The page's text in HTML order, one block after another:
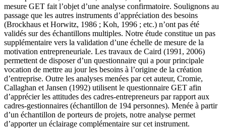
mesure GET fait l’objet d’une analyse confirmatoire. Soulignons au
passage que les autres instruments d’appréciation des besoins
(Brockhaus et Horwitz, 1986 ; Koh, 1996 ; etc.) n’ont pas été
validés sur des échantillons multiples. Notre étude constitue un pas
supplémentaire vers la validation d’une échelle de mesure de la
motivation entrepreneuriale. Les travaux de Caird (1991, 2006)
permettent de disposer d’un questionnaire qui a pour principale
vocation de mettre au jour les besoins à l’origine de la création
d’entreprise. Outre les analyses menées par cet auteur, Cromie,
Callaghan et Jansen (1992) utilisent le questionnaire GET afin
d’apprécier les attitudes des cadres-entrepreneurs par rapport aux
cadres-gestionnaires (échantillon de 194 personnes). Menée à partir
d’un échantillon de porteurs de projets, notre analyse permet
d’apporter un éclairage complémentaire sur cet instrument.